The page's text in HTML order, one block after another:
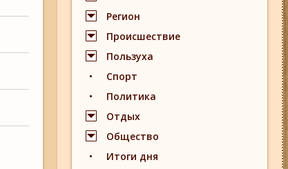
Регион
Происшествие
Пользуха
Спорт
Политика
Отдых
Общество
Итоги дня